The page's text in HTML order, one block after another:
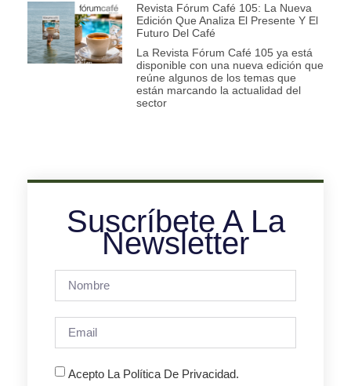
Revista Fórum Café 105: La Nueva
Edición Que Analiza El Presente Y El
Futuro Del Café
La Revista Fórum Café 105 ya está
disponible con una nueva edición que
reúne algunos de los temas que
están marcando la actualidad del
sector
Suscríbete A La
Newsletter
Acepto La Política De Privacidad.